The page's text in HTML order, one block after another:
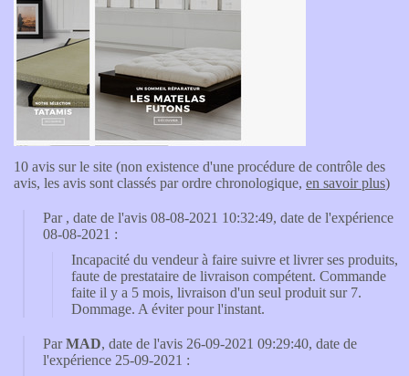
10 avis sur le site (non existence d'une procédure de contrôle des
avis, les avis sont classés par ordre chronologique, en savoir plus)
Par , date de l'avis 08-08-2021 10:32:49, date de l'expérience
08-08-2021 :
Incapacité du vendeur à faire suivre et livrer ses produits,
faute de prestataire de livraison compétent. Commande
faite il y a 5 mois, livraison d'un seul produit sur 7.
Dommage. A éviter pour l'instant.
ParMAD, date de l'avis 26-09-2021 09:29:40, date de
l'expérience 25-09-2021 :